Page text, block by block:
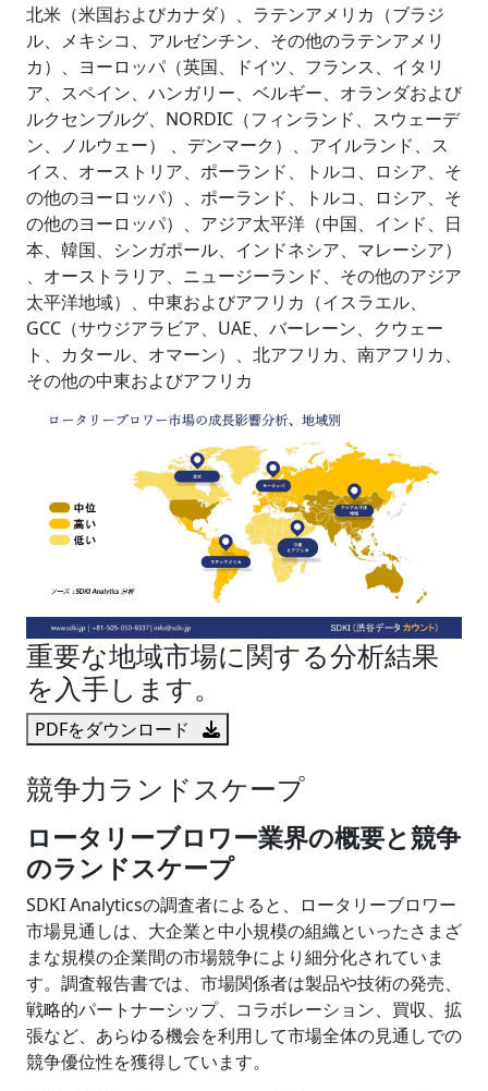
北米（米国およびカナダ）、ラテンアメリカ（ブラジ
ル、メキシコ、アルゼンチン、その他のラテンアメリ
カ）、ヨーロッパ（英国、ドイツ、フランス、イタリ
ア、スペイン、ハンガリー、ベルギー、オランダおよび
ルクセンブルグ、NORDIC（フィンランド、スウェーデ
ン、ノルウェー） 、デンマーク）、アイルランド、ス
イス、オーストリア、ポーランド、トルコ、ロシア、そ
の他のヨーロッパ）、ポーランド、トルコ、ロシア、そ
の他のヨーロッパ）、アジア太平洋（中国、インド、日
本、韓国、シンガポール、インドネシア、マレーシア）
、オーストラリア、ニュージーランド、その他のアジア
太平洋地域）、中東およびアフリカ（イスラエル、
GCC（サウジアラビア、UAE、バーレーン、クウェー
ト、カタール、オマーン）、北アフリカ、南アフリカ、
その他の中東およびアフリカ
重要な地域市場に関する分析結果
を入手します。
PDFをダウンロード
競争力ランドスケープ
ロータリーブロワー業界の概要と競争
のランドスケープ
SDKI Analyticsの調査者によると、ロータリーブロワー
市場見通しは、大企業と中小規模の組織といったさまざ
まな規模の企業間の市場競争により細分化されていま
す。調査報告書では、市場関係者は製品や技術の発売、
戦略的パートナーシップ、コラボレーション、買収、拡
張など、あらゆる機会を利用して市場全体の見通しでの
競争優位性を獲得しています。